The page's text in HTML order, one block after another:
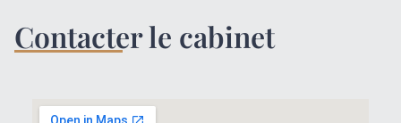
Contacter le cabinet